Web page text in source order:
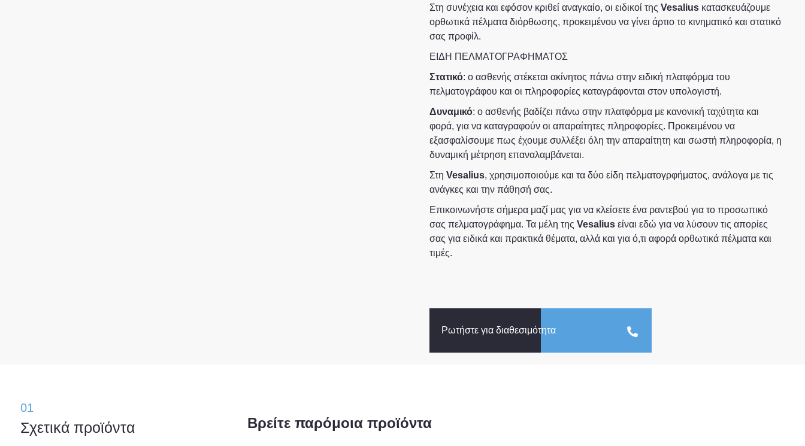
Στη συνέχεια και εφόσον κριθεί αναγκαίο, οι ειδικοί της Vesaliusκατασκευάζουμε
ορθωτικά πέλματα διόρθωσης, προκειμένου να γίνει άρτιο το κινηματικό και στατικό
σας προφίλ.
ΕΙΔΗ ΠΕΛΜΑΤΟΓΡΑΦΗΜΑΤΟΣ
Στατικό: ο ασθενής στέκεται ακίνητος πάνω στην ειδική πλατφόρμα του
πελματογράφου και οι πληροφορίες καταγράφονται στον υπολογιστή.
Δυναμικό: ο ασθενής βαδίζει πάνω στην πλατφόρμα με κανονική ταχύτητα και
φορά, για να καταγραφούν οι απαραίτητες πληροφορίες. Προκειμένου να
εξασφαλίσουμε πως έχουμε συλλέξει όλη την απαραίτητη και σωστή πληροφορία, η
δυναμική μέτρηση επαναλαμβάνεται.
Στη Vesalius, χρησιμοποιούμε και τα δύο είδη πελματογρφήματος, ανάλογα με τις
ανάγκες και την πάθησή σας.
Επικοινωνήστε σήμερα μαζί μας για να κλείσετε ένα ραντεβού για το προσωπικό
σας πελματογράφημα. Τα μέλη της Vesaliusείναι εδώ για να λύσουν τις απορίες
σας για ειδικά και πρακτικά θέματα, αλλά και για ό,τι αφορά ορθωτικά πέλματα και
τιμές.
Ρωτήστε για διαθεσιμότητα
Σχετικά προϊόντα
01
Βρείτε παρόμοια προϊόντα